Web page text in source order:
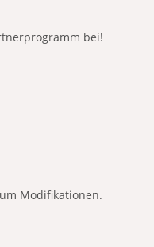
bei!
Modifikationen.